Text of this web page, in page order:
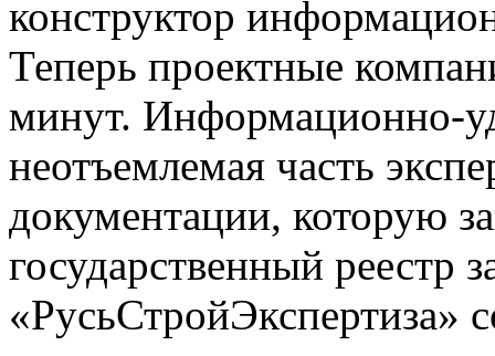
конструктор
Теперь проектные
минут. Информационно-
неотъемлемая часть
документации, которую
государственный реестр
«РусьСтройЭкспертиза»